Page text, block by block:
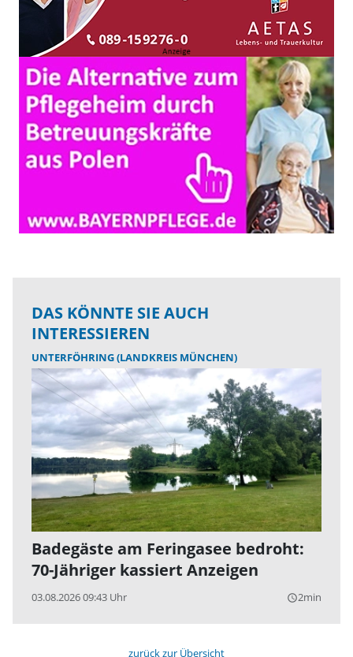
DAS KÖNNTE SIE AUCH
INTERESSIEREN
UNTERFÖHRING (LANDKREIS MÜNCHEN)
Badegäste am Feringasee bedroht:
70-Jähriger kassiert Anzeigen
03.08.2026 09:43 Uhr query_builder2min
zurück zur Übersicht